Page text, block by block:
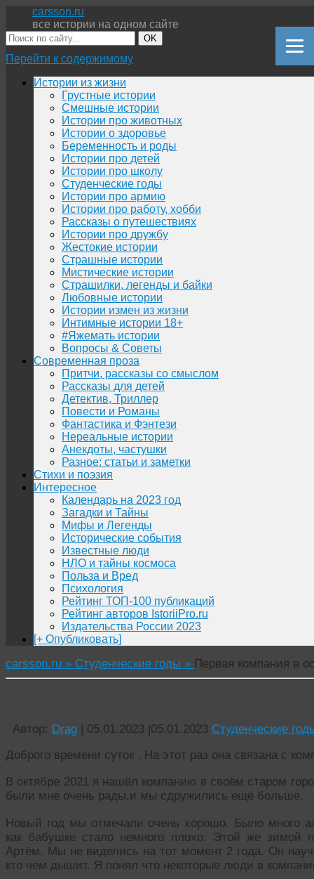
carsson.ru
все истории на одном сайте
OK
Перейти к содержимому
Истории из жизни
Грустные истории
Смешные истории
Истории про животных
Истории о здоровье
Беременность и роды
Истории про детей
Истории про школу
Студенческие годы
Истории про армию
Истории про работу, хобби
Рассказы о путешествиях
Истории про дружбу
Жестокие истории
Страшные истории
Мистические истории
Страшилки, легенды и байки
Любовные истории
Истории измен из жизни
Интимные истории 18+
#Яжемать истории
Вопросы & Советы
Современная проза
Притчи, рассказы со смыслом
Рассказы для детей
Детектив, Триллер
Повести и Романы
Фантастика и Фэнтези
Нереальные истории
Анекдоты, частушки
Разное: статьи и заметки
Стихи и поэзия
Интересное
Календарь на 2023 год
Загадки и Тайны
Мифы и Легенды
Исторические события
Известные люди
НЛО и тайны космоса
Польза и Вред
Психология
Рейтинг ТОП-100 публикаций
Рейтинг авторов IstoriiPro.ru
Издательства России 2023
[+ Опубликовать]
carsson.ru » Студенческие годы » Первая компания в
Автор: Drag | 05.01.2023 |05.01.2023 Студенческие
Доброго времени суток . На этот раз она связана с
В октябре 2021 я нашёл компанию в своём старом
были мне очень рады,и мы сдружились ещё больше.
Новый год мы отмечали очень хорошо. Было много
как бабушке стало немного плохо. Этой же
Артём. Мы не виделись на тот момент 2 года. Он
кто чем дышит. Я понял что некоторые люди в